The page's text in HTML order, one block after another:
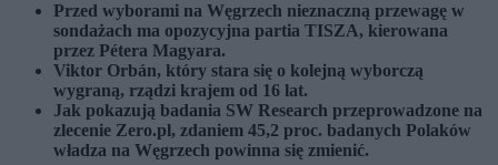
Przed wyborami na Węgrzech nieznaczną przewagę w
sondażach ma opozycyjna partia TISZA, kierowana
przez Pétera Magyara.
Viktor Orbán, który stara się o kolejną wyborczą
wygraną, rządzi krajem od 16 lat.
Jak pokazują badania SW Research przeprowadzone na
zlecenie Zero.pl, zdaniem 45,2 proc. badanych Polaków
władza na Węgrzech powinna się zmienić.